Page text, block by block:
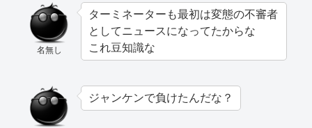
名無し
ターミネーターも最初は変態の不審者
としてニュースになってたからな
これ豆知識な
ジャンケンで負けたんだな？